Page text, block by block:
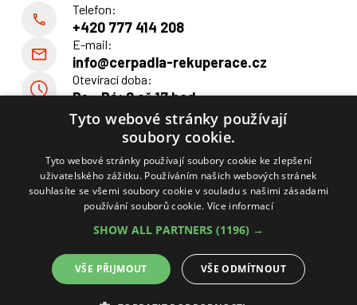
Telefon:
+420 777 414 208
E-mail:
info@cerpadla-rekuperace.cz
Otevírací doba:
Po - Pá: 8 až 17 hod
Radek Svoboda, Štěměchy 139, 675 27 Předín
IČ: 76301923 DIČ: CZ7703174556
Spisová značka: C doplnit vedená u Krajského soudu v Brně.
© 2026 Tepelná čerpadla Svoboda
Tyto webové stránky používají
soubory cookie.
Tyto webové stránky používají soubory cookie ke zlepšení
uživatelského zážitku. Používáním našich webových stránek
souhlasíte se všemi soubory cookie v souladu s našimi zásadami
používání souborů cookie. Více informací
SHOW ALL PARTNERS (1196) →
VŠE PŘIJMOUT VŠE ODMÍTNOUT